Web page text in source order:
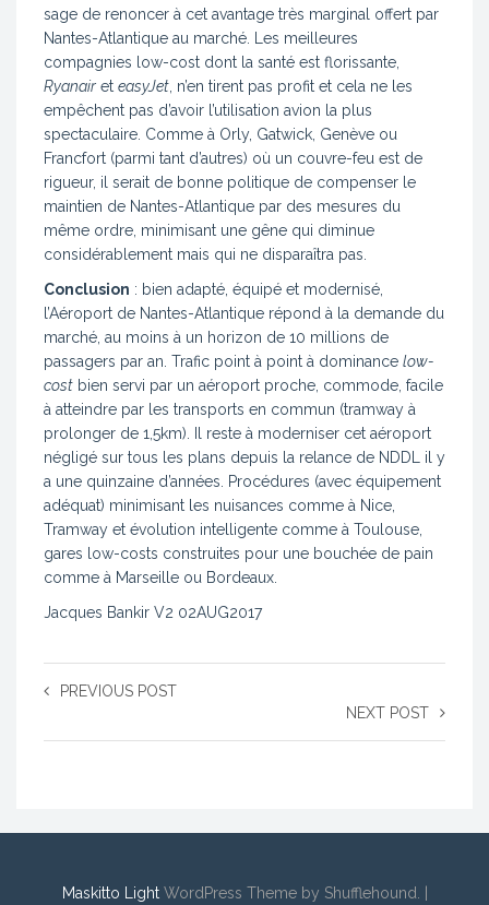
sage de renoncer à cet avantage très marginal offert par
Nantes-Atlantique au marché. Les meilleures
compagnies low-cost dont la santé est florissante,
Ryanair et easyJet , n’en tirent pas profit et cela ne les
empêchent pas d’avoir l’utilisation avion la plus
spectaculaire. Comme à Orly, Gatwick, Genève ou
Francfort (parmi tant d’autres) où un couvre-feu est de
rigueur, il serait de bonne politique de compenser le
maintien de Nantes-Atlantique par des mesures du
même ordre, minimisant une gêne qui diminue
considérablement mais qui ne disparaîtra pas.
Conclusion : bien adapté, équipé et modernisé,
l’Aéroport de Nantes-Atlantique répond à la demande du
marché, au moins à un horizon de 10 millions de
passagers par an. Trafic point à point à dominance low-
cost bien servi par un aéroport proche, commode, facile
à atteindre par les transports en commun (tramway à
prolonger de 1,5km). Il reste à moderniser cet aéroport
négligé sur tous les plans depuis la relance de NDDL il y
a une quinzaine d’années. Procédures (avec équipement
adéquat) minimisant les nuisances comme à Nice,
Tramway et évolution intelligente comme à Toulouse,
gares low-costs construites pour une bouchée de pain
comme à Marseille ou Bordeaux.
Jacques Bankir V2 02AUG2017
PREVIOUS POST
NEXT POST
Maskitto LightWordPress Theme by Shufflehound.